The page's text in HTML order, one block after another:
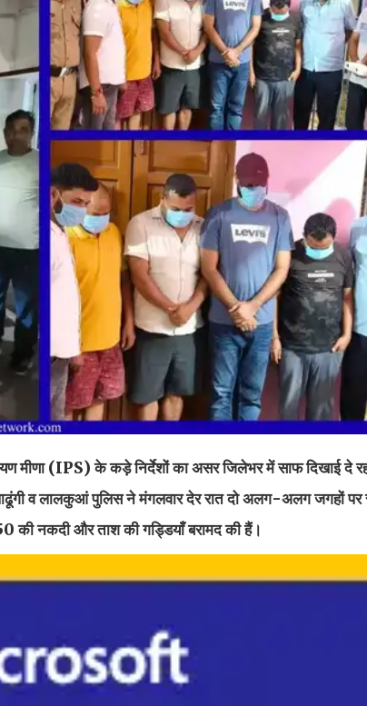
मीणा (IPS) के कड़े निर्देशों का असर जिलेभर में साफ दिखाई दे
व लालकुआं पुलिस ने मंगलवार देर रात दो अलग-अलग जगहों पर
की नकदी और ताश की गड्डियाँ बरामद की हैं।